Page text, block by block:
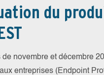
du
de novembre et décembre
entreprises (Endpoint